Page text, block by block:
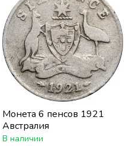
Монета 6 пенсов 1921
Австралия
В наличии